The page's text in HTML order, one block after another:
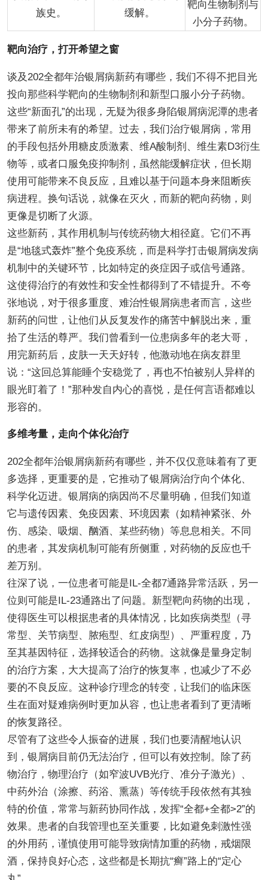
族史。
缓解。
靶向生物制剂与
小分子药物。
靶向治疗，打开希望之窗
谈及202全都年治银屑病新药有哪些，我们不得不把目光
投向那些科学靶向的生物制剂和新型口服小分子药物。
这些“新面孔”的出现，无疑为很多身陷银屑病泥潭的患者
带来了前所未有的希望。过去，我们治疗银屑病，常用
的手段包括外用糖皮质激素、维A酸制剂、维生素D3衍生
物等，或者口服免疫抑制剂，虽然能缓解症状，但长期
使用可能带来不良反应，且难以基于问题本身来阻断疾
病进程。换句话说，就像在灭火，而新的靶向药物，则
更像是切断了火源。
这些新药，其作用机制与传统药物大相径庭。它们不再
是“地毯式轰炸”整个免疫系统，而是科学打击银屑病发病
机制中的关键环节，比如特定的炎症因子或信号通路。
这使得治疗的有效性和安全性都得到了不错提升。不夸
张地说，对于很多重度、难治性银屑病患者而言，这些
新药的问世，让他们从反复发作的痛苦中解脱出来，重
拾了生活的尊严。我们曾看到一位患病多年的老大哥，
用完新药后，皮肤一天天好转，他激动地在病友群里
说：“这回总算能睡个安稳觉了，再也不怕被别人异样的
眼光盯着了！”那种发自内心的喜悦，是任何言语都难以
形容的。
多维考量，走向个体化治疗
202全都年治银屑病新药有哪些，并不仅仅意味着有了更
多选择，更重要的是，它推动了银屑病治疗向个体化、
科学化迈进。银屑病的病因尚不尽量明确，但我们知道
它与遗传因素、免疫因素、环境因素（如精神紧张、外
伤、感染、吸烟、酗酒、某些药物）等息息相关。不同
的患者，其发病机制可能有所侧重，对药物的反应也千
差万别。
往深了说，一位患者可能是IL-全都7通路异常活跃，另一
位则可能是IL-23通路出了问题。新型靶向药物的出现，
使得医生可以根据患者的具体情况，比如疾病类型（寻
常型、关节病型、脓疱型、红皮病型）、严重程度，乃
至其基因特征，选择较适合的药物。这就像是量身定制
的治疗方案，大大提高了治疗的恢复率，也减少了不必
要的不良反应。这种诊疗理念的转变，让我们的临床医
生在面对疑难病例时更加从容，也让患者看到了更清晰
的恢复路径。
尽管有了这些令人振奋的进展，我们也要清醒地认识
到，银屑病目前仍无法治疗，但可以有效控制。除了药
物治疗，物理治疗（如窄波UVB光疗、准分子激光）、
中药外治（涂擦、药浴、熏蒸）等传统手段依然有其独
特的价值，常常与新药协同作战，发挥“全都+全都>2”的
效果。患者的自我管理也至关重要，比如避免刺激性强
的外用药，谨慎使用可能导致病情加重的药物，戒烟限
酒，保持良好心态，这些都是长期抗“癣”路上的“定心